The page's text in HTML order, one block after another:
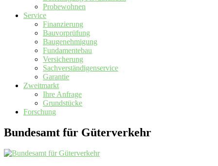
Probewohnen
Service
Finanzierung
Bauvorprüfung
Baugenehmigung
Fundamentebau
Versicherung
Sachverständigenservice
Garantie
Zweitmarkt
Ihre Anfrage
Grundstücke
Forschung
Bundesamt für Güterverkehr